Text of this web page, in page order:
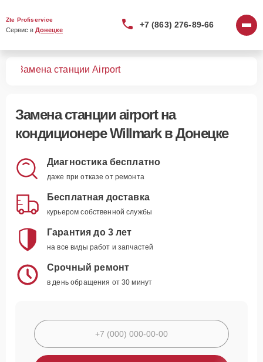
Zte Profiservice
Сервис в Донецке
+7 (863) 276-89-66
Замена станции Airport
Замена станции airportна
кондиционере Willmark в Донецке
Диагностика бесплатно
даже при отказе от ремонта
Бесплатная доставка
курьером собственной службы
Гарантия до 3 лет
на все виды работ и запчастей
Срочный ремонт
в день обращения от 30 минут